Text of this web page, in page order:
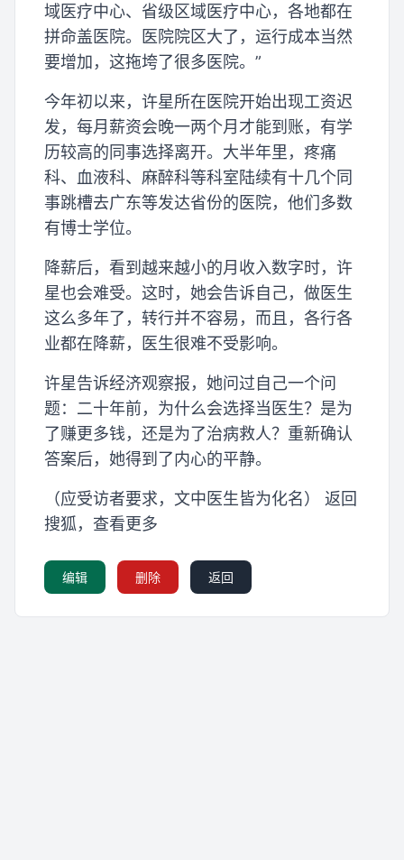
域医疗中心、省级区域医疗中心，各地都在
拼命盖医院。医院院区大了，运行成本当然
要增加，这拖垮了很多医院。”
今年初以来，许星所在医院开始出现工资迟
发，每月薪资会晚一两个月才能到账，有学
历较高的同事选择离开。大半年里，疼痛
科、血液科、麻醉科等科室陆续有十几个同
事跳槽去广东等发达省份的医院，他们多数
有博士学位。
降薪后，看到越来越小的月收入数字时，许
星也会难受。这时，她会告诉自己，做医生
这么多年了，转行并不容易，而且，各行各
业都在降薪，医生很难不受影响。
许星告诉经济观察报，她问过自己一个问
题：二十年前，为什么会选择当医生？是为
了赚更多钱，还是为了治病救人？重新确认
答案后，她得到了内心的平静。
（应受访者要求，文中医生皆为化名） 返回
搜狐，查看更多
编辑 删除 返回